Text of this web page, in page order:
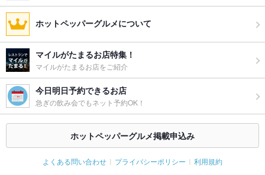
ホットペッパーグルメについて
マイルがたまるお店特集！
マイルがたまるお店をご紹介
今日明日予約できるお店
急ぎの飲み会でもネット予約OK！
ホットペッパーグルメ掲載申込み
よくある問い合わせ プライバシーポリシー 利用規約